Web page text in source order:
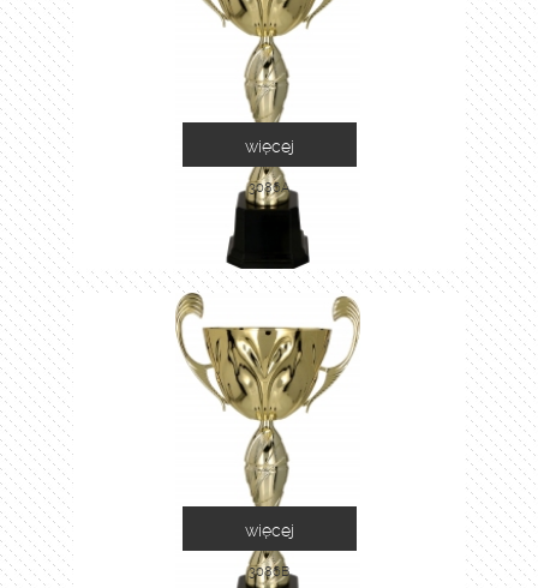
3086A
więcej
3086B
więcej